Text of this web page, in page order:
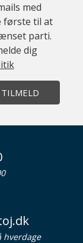
med
første til at
parti.
dig
TILMELD
hverdage